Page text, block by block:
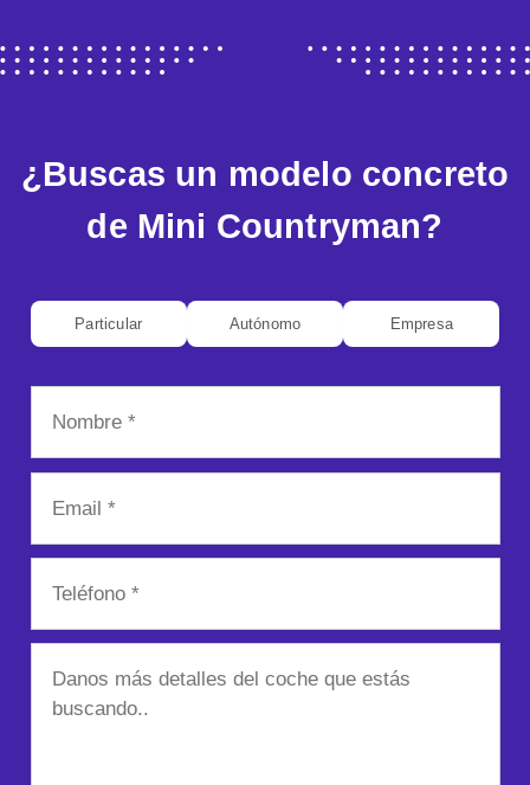
¿Buscas un modelo concreto
de Mini Countryman?
Particular Autónomo Empresa